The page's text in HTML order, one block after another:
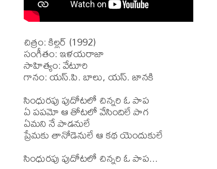
చిత్రం: కిల్లర్ (1992)
సంగీతం: ఇళయరాజా
సాహిత్యం: వేటూరి
గానం: యస్.పి. బాలు, యస్. జానకి
సింధురపు పుదోటలో చిన్నరి ఓ పాప
ఏ పపమో ఆ తోటలో వేసిందిలే పాగ
ఏమని నే పాడనులే
ప్రేమకు తానోడెనులే ఆ కథ యెందుకులే
సింధురపు పుదోటలో చిన్నరి ఓ పాప...